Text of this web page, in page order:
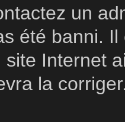
un
été banni.
site Internet
la